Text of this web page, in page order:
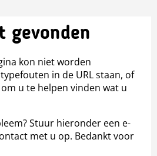
gevonden
kon niet worden
in de URL staan, of
u te helpen vinden wat u
Stuur hieronder een e-
met u op. Bedankt voor